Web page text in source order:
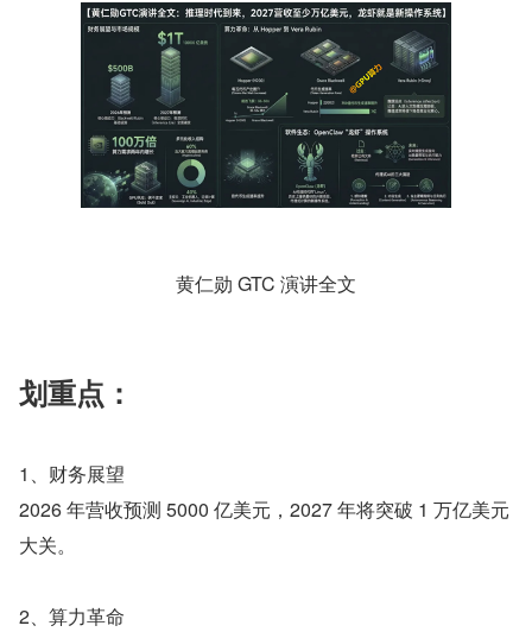
黄仁勋 GTC 演讲全文
划重点：
1、财务展望
2026 年营收预测 5000 亿美元，2027 年将突破 1 万亿美元
大关。
2、算力革命